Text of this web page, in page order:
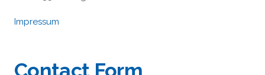
Contact Form
Impressum